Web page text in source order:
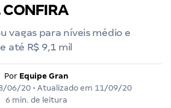
vagas para níveis médio e
até R$ 9,1 mil
Por Equipe Gran
06/20 • Atualizado em 11/09/20
6 min. de leitura